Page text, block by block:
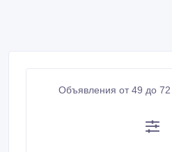
Объявления от 49 до 72